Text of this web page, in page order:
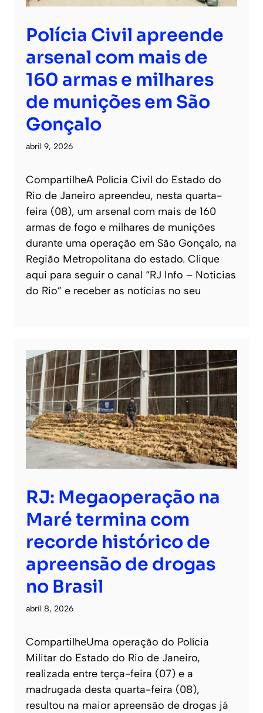
Polícia Civil apreende
arsenal com mais de
160 armas e milhares
de munições em São
Gonçalo
abril 9, 2026
CompartilheA Polícia Civil do Estado do
Rio de Janeiro apreendeu, nesta quarta-
feira (08), um arsenal com mais de 160
armas de fogo e milhares de munições
durante uma operação em São Gonçalo, na
Região Metropolitana do estado. Clique
aqui para seguir o canal “RJ Info – Noticias
do Rio” e receber as notícias no seu
RJ: Megaoperação na
Maré termina com
recorde histórico de
apreensão de drogas
no Brasil
abril 8, 2026
CompartilheUma operação do Polícia
Militar do Estado do Rio de Janeiro,
realizada entre terça-feira (07) e a
madrugada desta quarta-feira (08),
resultou na maior apreensão de drogas já